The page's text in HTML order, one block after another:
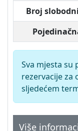
Broj
Sva mjesta su
rezervacije za
sljedećem
Više